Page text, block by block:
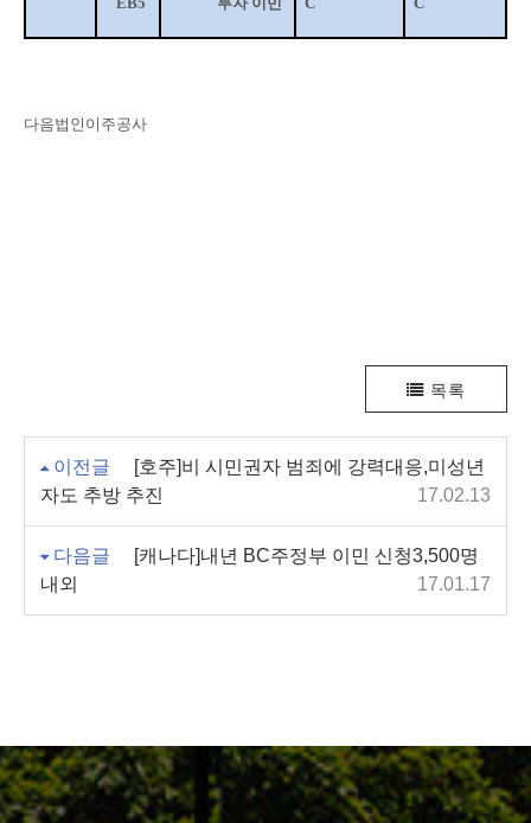
다음법인이주공사
목록
이전글
[호주]비 시민권자 범죄에 강력대응,미성년
자도 추방 추진
17.02.13
다음글
[캐나다]내년 BC주정부 이민 신청3,500명
내외
17.01.17